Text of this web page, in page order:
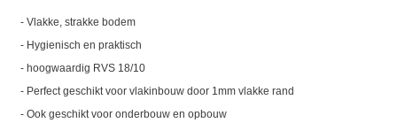
- Vlakke, strakke bodem
- Hygienisch en praktisch
- hoogwaardig RVS 18/10
- Perfect geschikt voor vlakinbouw door 1mm vlakke rand
- Ook geschikt voor onderbouw en opbouw